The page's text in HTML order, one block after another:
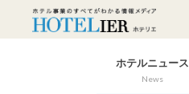
ホテルニュース
News